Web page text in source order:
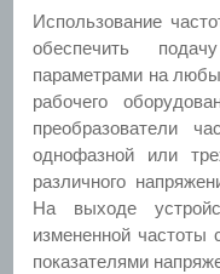
Использование
обеспечить
параметрами на
рабочего
преобразователи
однофазной или
различного
На выходе
измененной
показателями